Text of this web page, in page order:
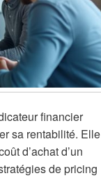
financier
sa rentabilité. Elle
d’achat d’un
de pricing